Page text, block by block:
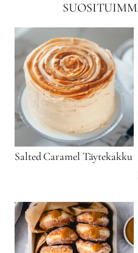
Salted Caramel Täytekakku